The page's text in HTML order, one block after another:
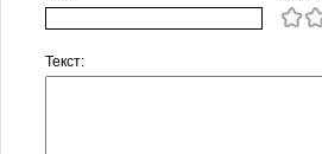
Текст: